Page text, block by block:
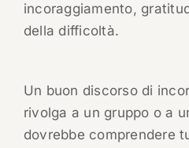
incoraggiamento,
della difficoltà.
Un buon discorso di
rivolga a un gruppo o a
dovrebbe comprendere